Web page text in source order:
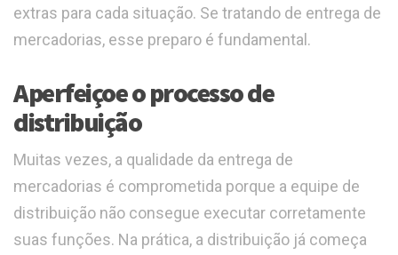
extras para cada situação. Se tratando de entrega de
mercadorias, esse preparo é fundamental.
Aperfeiçoe o processo de
distribuição
Muitas vezes, a qualidade da entrega de
mercadorias é comprometida porque a equipe de
distribuição não consegue executar corretamente
suas funções. Na prática, a distribuição já começa